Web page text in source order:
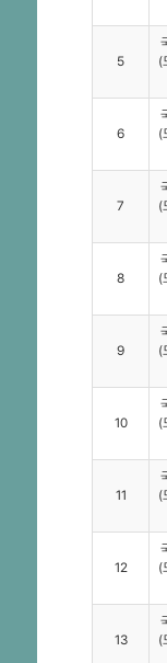
5
(
6
(
7
(
8
(
9
(
10
(
11
(
12
(
13
(